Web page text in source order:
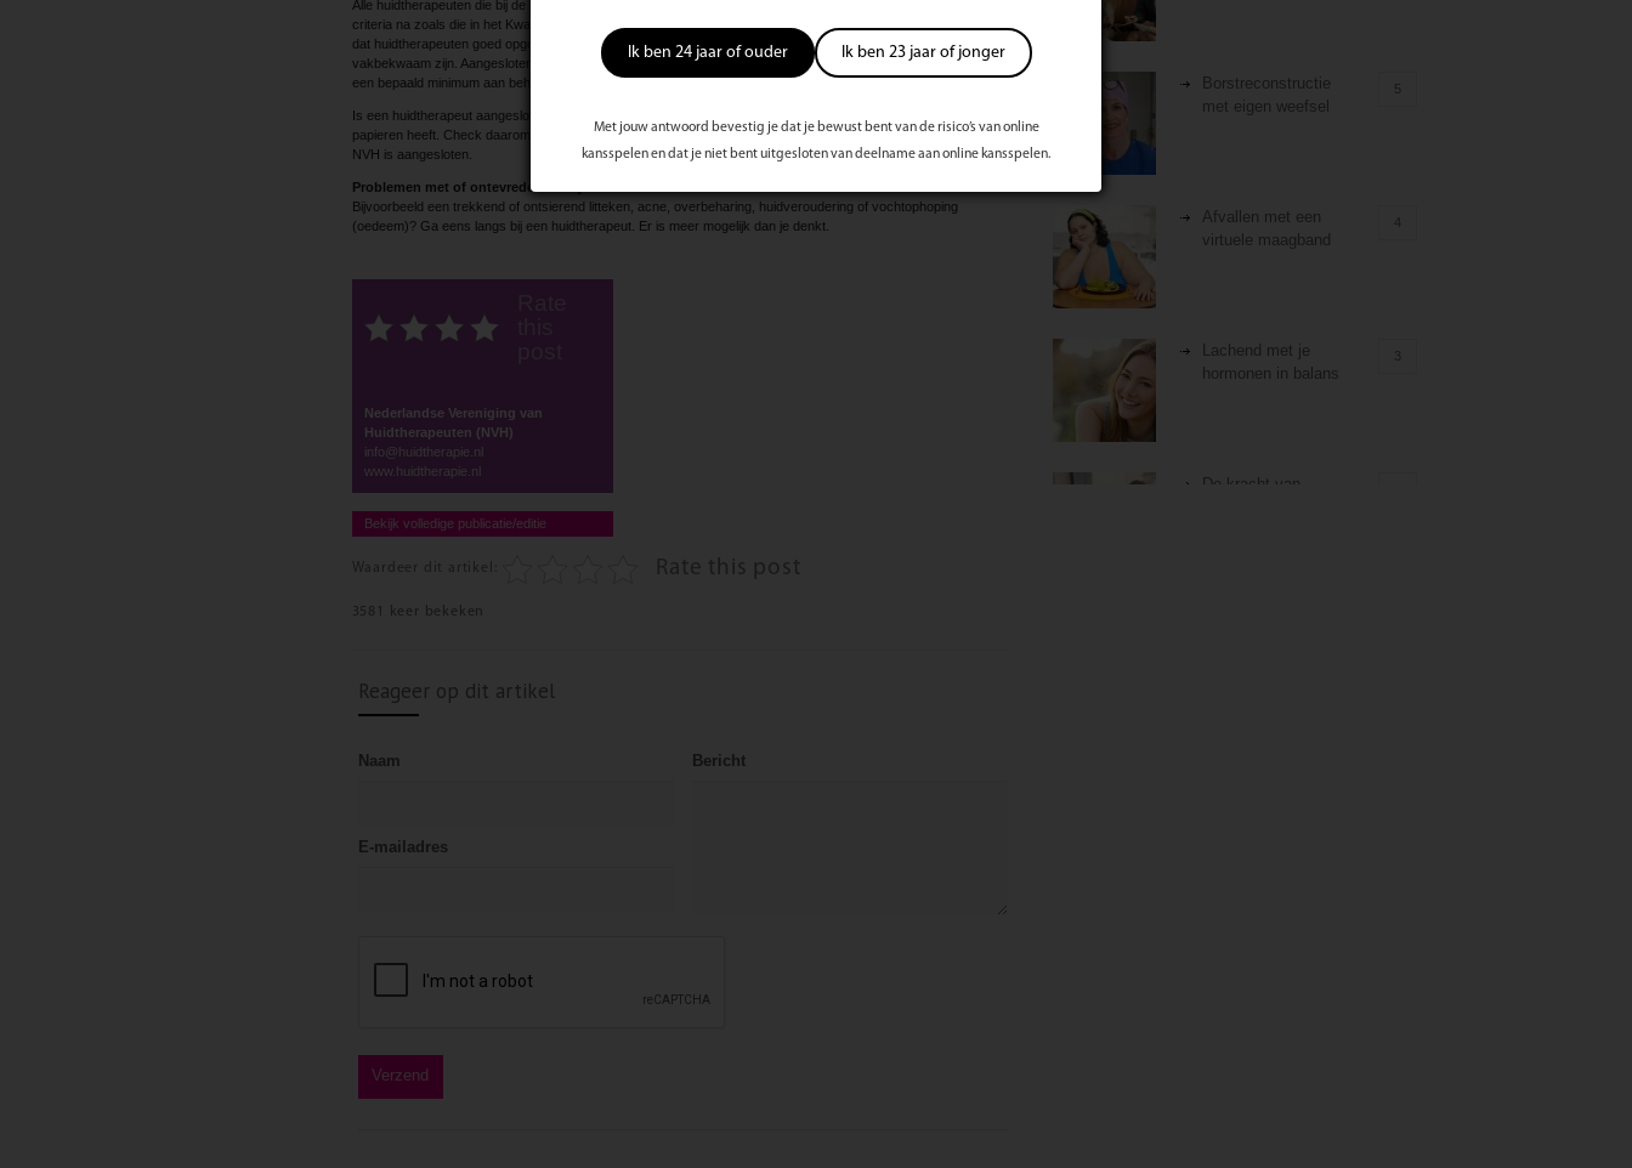
Ik ben 24 jaar of ouder Ik ben 23 jaar of jonger
Met jouw antwoord bevestig je dat je bewust bent van de risico’s van online
kansspelen en dat je niet bent uitgesloten van deelname aan online kansspelen.
Alle huidtherapeuten die bij de Nederlandse Vereniging van Huidtherapeuten (NVH) zijn aangesloten, leven de
criteria na zoals die in het Kwaliteitsregister voor Paramedici zijn opgesteld. In de eerste plaats is het belangrijk
dat huid­therapeuten goed opgeleid zijn en aan voldoende bij- en nascholing doen. Ook moet blijken dat zij
vakbekwaam zijn. Aangesloten huidtherapeuten moeten over voldoende werkervaring beschikken en per jaar
een bepaald minimum aan behandeluren maken.
Is een huidtherapeut aangesloten bij de beroepsvereniging, dan weet je als consument dat hij of zij de juiste
papieren heeft. Check daarom altijd op onze site (www.huidtherapie.nl) of de betreffende huidtherapeut bij de
NVH is aangesloten.
Problemen met of ontevreden over je huid?
Bijvoorbeeld een trekkend of ontsierend litteken, acne, over­beharing, huidveroudering of vochtophoping
(oedeem)? Ga eens langs bij een huidtherapeut. Er is meer mogelijk dan je denkt.
Nederlandse Vereniging van
Huidtherapeuten (NVH)
info@huidtherapie.nl
www.huidtherapie.nl
Bekijk volledige publicatie/editie
Waardeer dit artikel: Rate this post
3581 keer bekeken
Reageer op dit artikel
Naam
E-mailadres
Bericht
Borstreconstructie
met eigen weefsel
5
Afvallen met een
virtuele maagband
4
Lachend met je
hormonen in balans
3
De kracht van